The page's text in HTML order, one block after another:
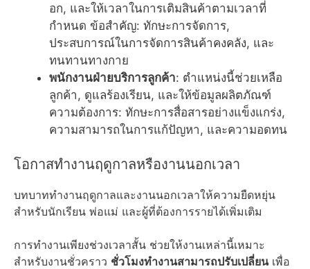
อก, และให้เวลาในการเติมสินค้าตามเวลาที่
กำหนด ข้อสำคัญ: ทักษะการจัดการ,
ประสบการณ์ในการจัดการสินค้าคงคลัง, และ
ทนทานทางกาย
พนักงานฝ่ายบริการลูกค้า: ตำแหน่งนี้ช่วยเหลือ
ลูกค้า, ดูแลร้องเรียน, และให้ข้อมูลผลิตภัณฑ์
ความต้องการ: ทักษะการสื่อสารอย่างแข็งแกร่ง,
ความสามารถในการแก้ปัญหา, และความอดทน
โอกาสทำงานฤดูกาลหรืองานนอกเวลา
บทบาททำงานฤดูกาลและงานนอกเวลาให้ความยืดหยุ่น
สำหรับนักเรียน พ่อแม่ และผู้ที่ต้องการรายได้เพิ่มเติม
การทำงานเพียงช่วงเวลาสั้น ช่วยให้งานเหล่านี้เหมาะ
สำหรับงานชั่วคราว ชั่วโมงทำงานสามารถปรับเปลี่ยนเพื่อ